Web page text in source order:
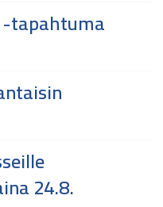
-tapahtuma
24.8.